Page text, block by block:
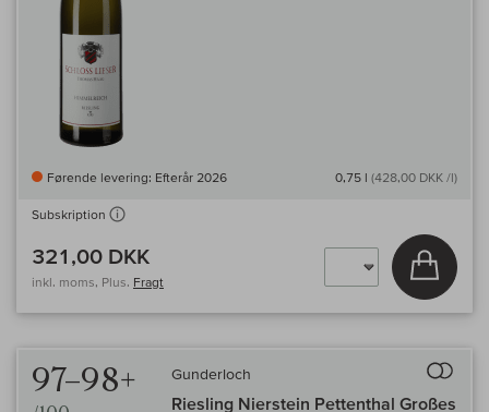
Førende levering: Efterår 2026 0,75 l (428,00 DKK /l)
Subskription
321,00 DKK
inkl. moms, Plus. Fragt
Læg i
97–98+ Gunderloch
Riesling Nierstein Pettenthal Großes